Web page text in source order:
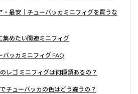
・最安｜チューバッカミニフィグを買うな
集めたい関連ミニフィグ
バッカミニフィグ FAQ
レゴ ミニフィグは何種類あるの？
チューバッカの色はどう違うの？